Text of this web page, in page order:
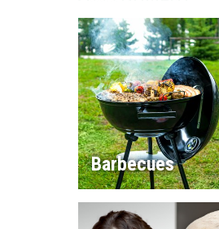
Barbecues